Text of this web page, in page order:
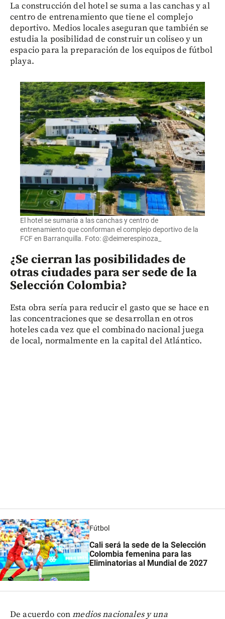
La construcción del hotel se suma a las canchas y al
centro de entrenamiento que tiene el complejo
deportivo. Medios locales aseguran que también se
estudia la posibilidad de construir un coliseo y un
espacio para la preparación de los equipos de fútbol
playa.
El hotel se sumaría a las canchas y centro de
entrenamiento que conforman el complejo deportivo de la
FCF en Barranquilla. Foto: @deimerespinoza_
¿Se cierran las posibilidades de
otras ciudades para ser sede de la
Selección Colombia?
Esta obra sería para reducir el gasto que se hace en
las concentraciones que se desarrollan en otros
hoteles cada vez que el combinado nacional juega
de local, normalmente en la capital del Atlántico.
Fútbol
Cali será la sede de la Selección
Colombia femenina para las
Eliminatorias al Mundial de 2027
De acuerdo conmedios nacionales y una